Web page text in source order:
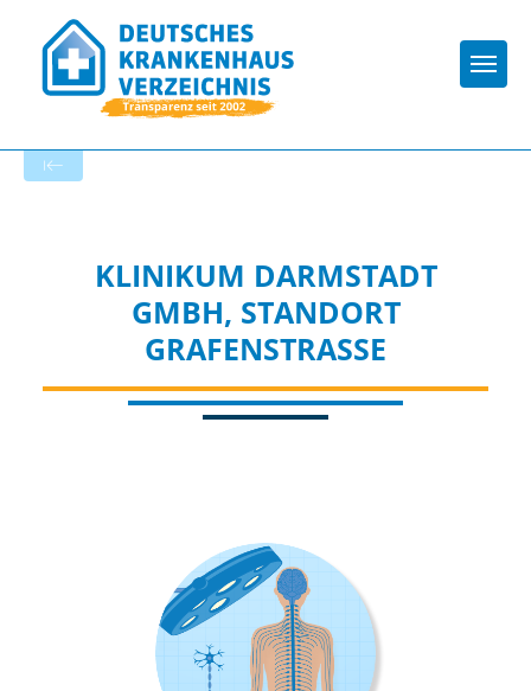
KLINIKUM DARMSTADT
GMBH, STANDORT
GRAFENSTRASSE